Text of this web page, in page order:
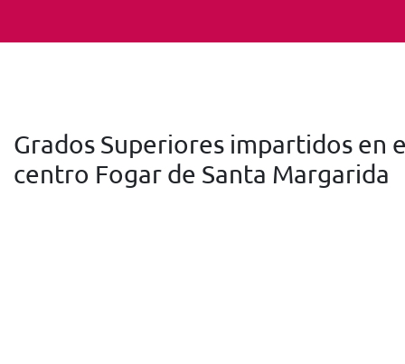
Grados Superiores impartidos en
centro Fogar de Santa Margarida